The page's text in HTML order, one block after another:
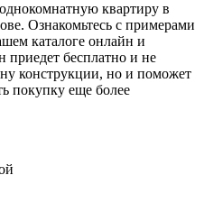
квартиру в
Ознакомьтесь с примерами
каталоге онлайн и
бесплатно и не
конструкции, но и поможет
покупку еще более